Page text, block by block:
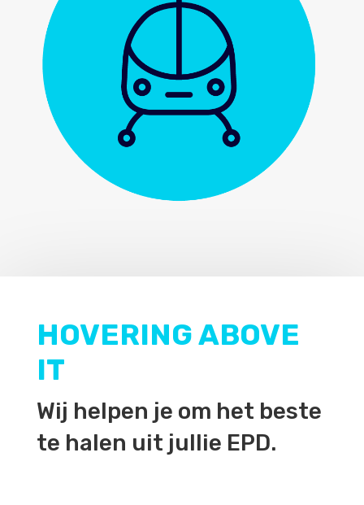
HOVERING ABOVE
IT
Wij helpen je om het beste
te halen uit jullie EPD.